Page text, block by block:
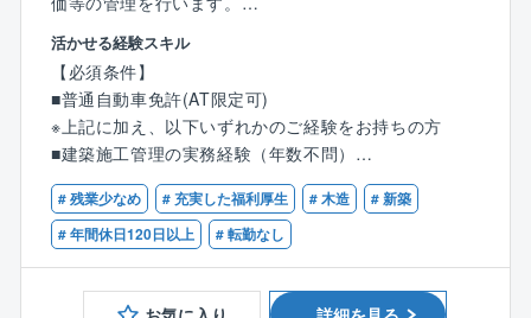
シェルルTPII（特許・実用新案取得）の鉄骨部材を主
力商品とし、様々な製品を自社工場で一貫生産してい
る同社。
室内家具はもちろん、家具、造作材、システムキッチ
ン、収納家具などを幅広く生産し、質の高い建物を生
み出しています。
はじめは先輩社員のアシスタント、サポート業務から
スタート。
着工から完成までを一緒に携わりながら、仕事の流れ
を身に付けていけます。
入社から最低半年間は研修期間として考えてますの
で、わからないことはすぐに先輩社員に聞いて、覚え
ていけば大丈夫です。
仕事や現場に慣れてきたら、施工管理の業務をお任せ
活かせる経験スキル
【必須条件】
■普通自動車免許(AT限定可)
※上記に加え、以下いずれかのご経験をお持ちの方
■建築施工管理の実務経験（年数不問）
■建築以外の分野(土木など)での施工管理経験（1年以
上）
【歓迎条件】
■建築士(一、二級)、建築施工管理技士(1、2級)の有資
# 残業少なめ # 充実した福利厚生 # 木造
# 新築
# 年間休日120日以上
# 転勤なし